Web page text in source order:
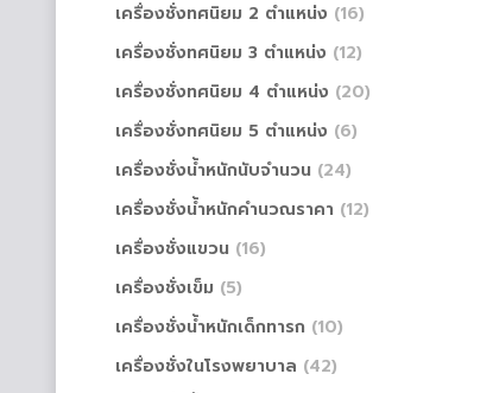
เครื่องชั่งทศนิยม 2 ตำแหน่ง (16)
เครื่องชั่งทศนิยม 3 ตำแหน่ง (12)
เครื่องชั่งทศนิยม 4 ตำแหน่ง (20)
เครื่องชั่งทศนิยม 5 ตำแหน่ง (6)
เครื่องชั่งน้ำหนักนับจำนวน (24)
เครื่องชั่งน้ำหนักคำนวณราคา (12)
เครื่องชั่งแขวน (16)
เครื่องชั่งเข็ม (5)
เครื่องชั่งน้ำหนักเด็กทารก (10)
เครื่องชั่งในโรงพยาบาล (42)